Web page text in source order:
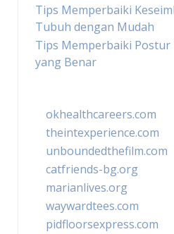
Tips Memperbaiki
Tubuh dengan Mudah
Tips Memperbaiki Postur
yang Benar
okhealthcareers.com
theintexperience.com
unboundedthefilm.com
catfriends-bg.org
marianlives.org
waywardtees.com
pidfloorsexpress.com